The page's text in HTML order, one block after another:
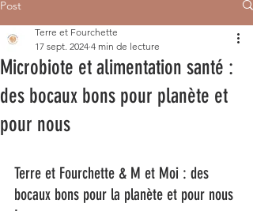
Post
Microbiote et alimentation santé :
des bocaux bons pour planète et
pour nous
Terre et Fourchette
17 sept. 2024 4 min de lecture
Terre et Fourchette & M et Moi : des
bocaux bons pour la planète et pour nous